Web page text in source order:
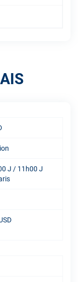
J / 11h00 J